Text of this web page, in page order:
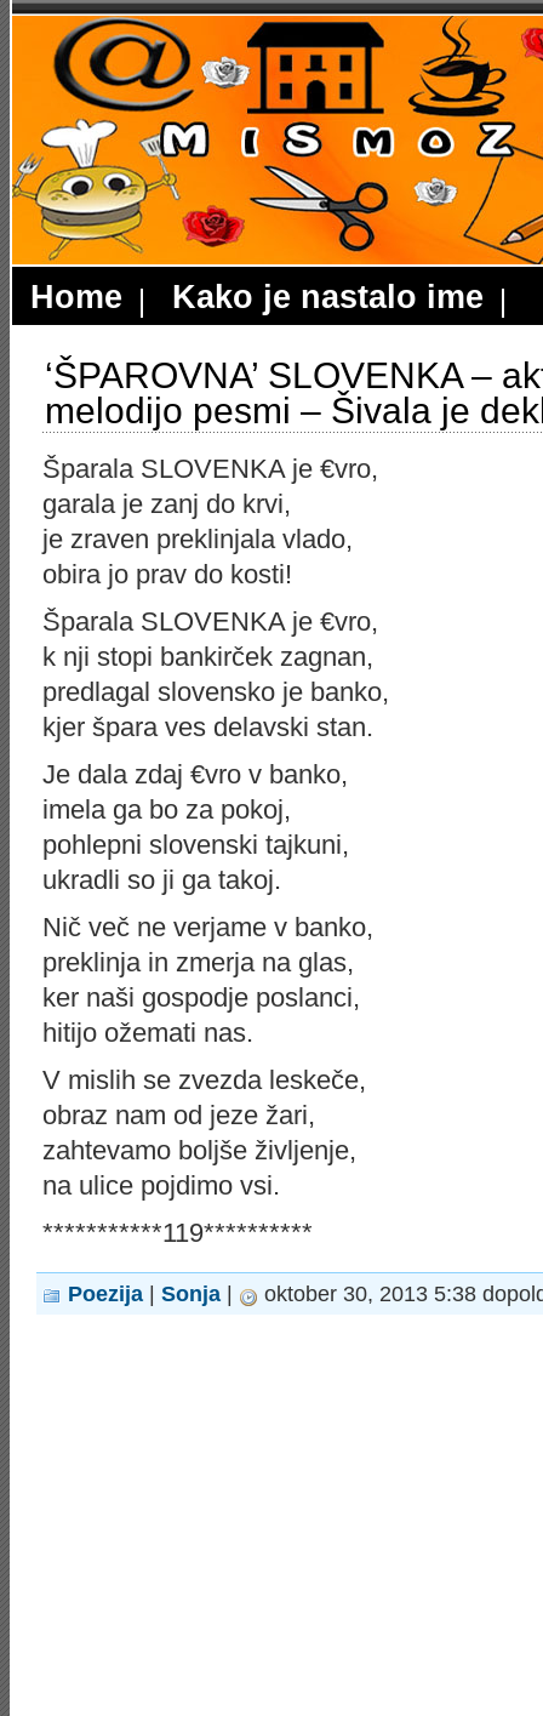
Home Kako je nastalo ime
‘ŠPAROVNA’ SLOVENKA –
melodijo pesmi – Šivala je
Šparala SLOVENKA je €vro,
garala je zanj do krvi,
je zraven preklinjala vlado,
obira jo prav do kosti!
Šparala SLOVENKA je €vro,
k nji stopi bankirček zagnan,
predlagal slovensko je banko,
kjer špara ves delavski stan.
Je dala zdaj €vro v banko,
imela ga bo za pokoj,
pohlepni slovenski tajkuni,
ukradli so ji ga takoj.
Nič več ne verjame v banko,
preklinja in zmerja na glas,
ker naši gospodje poslanci,
hitijo ožemati nas.
V mislih se zvezda leskeče,
obraz nam od jeze žari,
zahtevamo boljše življenje,
na ulice pojdimo vsi.
***********119**********
Poezija Sonja oktober 30, 2013 5:38